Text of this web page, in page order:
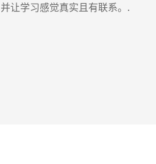
让学习感觉真实且有联系。.